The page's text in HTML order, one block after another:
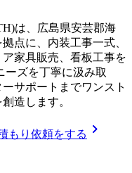
は、広島県安芸郡海
点に、内装工事一式、
家具販売、看板工事を
ーズを丁寧に汲み取
サポートまでワンスト
造します。
もり依頼をする chevron_right